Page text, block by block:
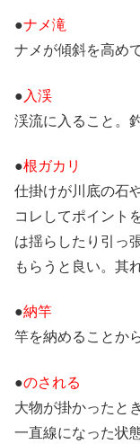
●ナメ滝
ナメが傾斜を高め
● 入渓
渓流に入ること。
●根ガカリ
仕掛けが川底の石
コレしてポイント
は揺らしたり引っ
もらうと良い。其
●納竿
竿を納めることか
●のされる
大物が掛かったと
一直線になった状